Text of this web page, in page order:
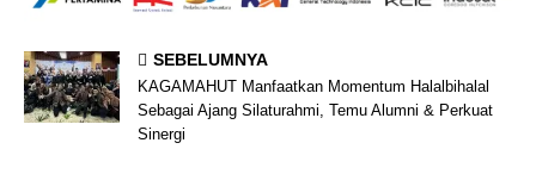
SEBELUMNYA
KAGAMAHUT Manfaatkan Momentum Halalbihalal
Sebagai Ajang Silaturahmi, Temu Alumni & Perkuat
Sinergi